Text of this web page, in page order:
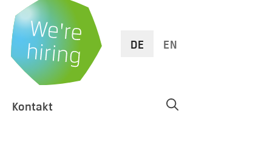
DE EN
Kontakt